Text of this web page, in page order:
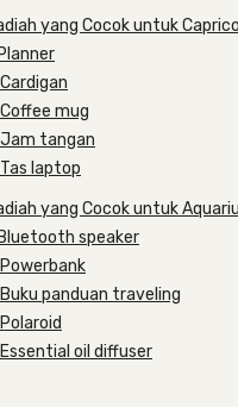
yang Cocok untuk
mug
tangan
laptop
yang Cocok untuk
speaker
panduan traveling
oil diffuser